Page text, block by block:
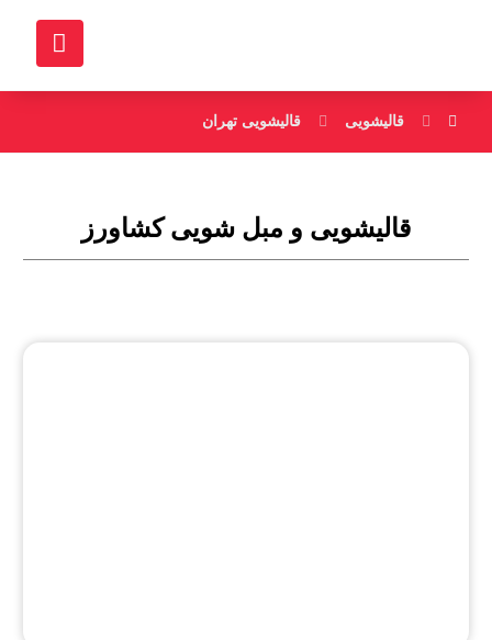
قالیشویی قالیشویی تهران
قالیشویی و مبل شویی کشاورز